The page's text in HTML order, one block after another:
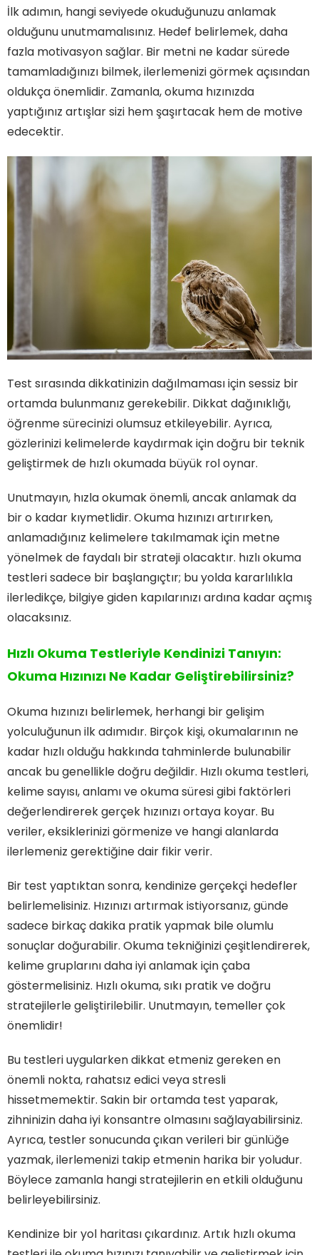
İlk adımın, hangi seviyede okuduğunuzu anlamak
olduğunu unutmamalısınız. Hedef belirlemek, daha
fazla motivasyon sağlar. Bir metni ne kadar sürede
tamamladığınızı bilmek, ilerlemenizi görmek açısından
oldukça önemlidir. Zamanla, okuma hızınızda
yaptığınız artışlar sizi hem şaşırtacak hem de motive
edecektir.
Test sırasında dikkatinizin dağılmaması için sessiz bir
ortamda bulunmanız gerekebilir. Dikkat dağınıklığı,
öğrenme sürecinizi olumsuz etkileyebilir. Ayrıca,
gözlerinizi kelimelerde kaydırmak için doğru bir teknik
geliştirmek de hızlı okumada büyük rol oynar.
Unutmayın, hızla okumak önemli, ancak anlamak da
bir o kadar kıymetlidir. Okuma hızınızı artırırken,
anlamadığınız kelimelere takılmamak için metne
yönelmek de faydalı bir strateji olacaktır. hızlı okuma
testleri sadece bir başlangıçtır; bu yolda kararlılıkla
ilerledikçe, bilgiye giden kapılarınızı ardına kadar açmış
olacaksınız.
Hızlı Okuma Testleriyle Kendinizi Tanıyın:
Okuma Hızınızı Ne Kadar Geliştirebilirsiniz?
Okuma hızınızı belirlemek, herhangi bir gelişim
yolculuğunun ilk adımıdır. Birçok kişi, okumalarının ne
kadar hızlı olduğu hakkında tahminlerde bulunabilir
ancak bu genellikle doğru değildir. Hızlı okuma testleri,
kelime sayısı, anlamı ve okuma süresi gibi faktörleri
değerlendirerek gerçek hızınızı ortaya koyar. Bu
veriler, eksiklerinizi görmenize ve hangi alanlarda
ilerlemeniz gerektiğine dair fikir verir.
Bir test yaptıktan sonra, kendinize gerçekçi hedefler
belirlemelisiniz. Hızınızı artırmak istiyorsanız, günde
sadece birkaç dakika pratik yapmak bile olumlu
sonuçlar doğurabilir. Okuma tekniğinizi çeşitlendirerek,
kelime gruplarını daha iyi anlamak için çaba
göstermelisiniz. Hızlı okuma, sıkı pratik ve doğru
stratejilerle geliştirilebilir. Unutmayın, temeller çok
önemlidir!
Bu testleri uygularken dikkat etmeniz gereken en
önemli nokta, rahatsız edici veya stresli
hissetmemektir. Sakin bir ortamda test yaparak,
zihninizin daha iyi konsantre olmasını sağlayabilirsiniz.
Ayrıca, testler sonucunda çıkan verileri bir günlüğe
yazmak, ilerlemenizi takip etmenin harika bir yoludur.
Böylece zamanla hangi stratejilerin en etkili olduğunu
belirleyebilirsiniz.
Kendinize bir yol haritası çıkardınız. Artık hızlı okuma